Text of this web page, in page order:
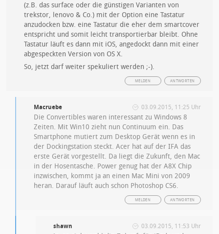
(z.B. das surface oder die günstigen Varianten von
trekstor, lenovo & Co.) mit der Option eine Tastatur
anzudocken bzw. eine Tastatur die eher dem smartcover
entspricht und somit leicht transportierbar bleibt. Ohne
Tastatur läuft es dann mit iOS, angedockt dann mit einer
abgespeckten Version von OS X.
So, jetzt darf weiter spekuliert werden ;-).
ANTWORTEN
MELDEN
Macruebe 03.09.2015, 11:25 Uhr
Die Convertibles waren interessant zu Windows 8
Zeiten. Mit Win10 zieht nun Continuum ein. Das
Smartphone mutiert zum Desktop Gerät wenn es in
der Dockingstation steckt. Acer hat auf der IFA das
erste Gerät vorgestellt. Da liegt die Zukunft, den Mac
in der Hosentasche. Power genug hat der A8X Chip
inzwischen, kommt ja an einen Mac Mini von 2009
heran. Darauf läuft auch schon Photoshop CS6.
ANTWORTEN
MELDEN
shawn 03.09.2015, 11:53 Uhr